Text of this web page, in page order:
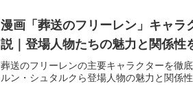
漫画「葬送のフリーレン」キャラ
説｜登場人物たちの魅力と関係性
葬送のフリーレンの主要キャラクターを徹
ルン・シュタルクら登場人物の魅力と関係